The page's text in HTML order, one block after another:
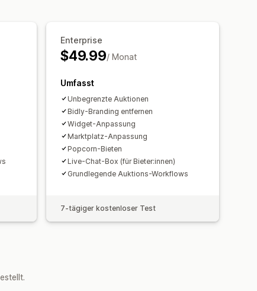
Enterprise
$49.99/ Monat
Umfasst
Unbegrenzte Auktionen
Bidly-Branding entfernen
Widget-Anpassung
Marktplatz-Anpassung
Popcorn-Bieten
Live-Chat-Box (für Bieter:innen)
Grundlegende Auktions-Workflows
7-tägiger kostenloser Test